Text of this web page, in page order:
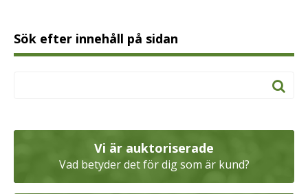
Sök efter innehåll på sidan
Vi är auktoriserade
Vad betyder det för dig som är kund?